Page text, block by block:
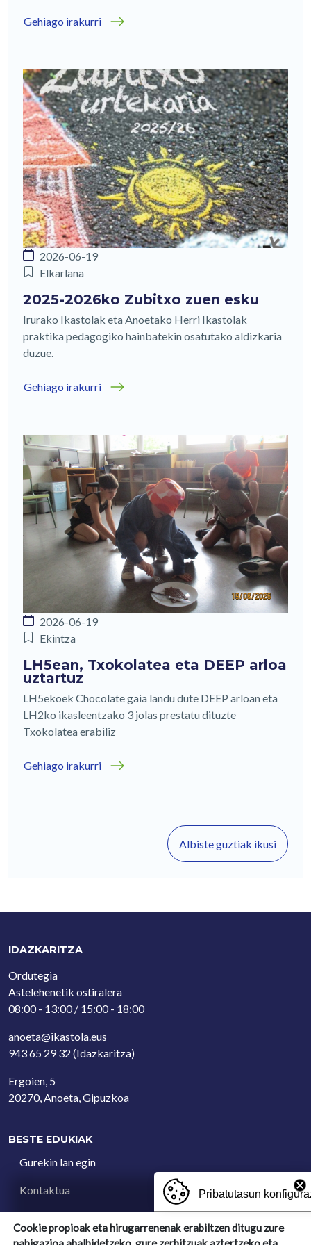
Gehiago irakurri
2026-06-19
Elkarlana
2025-2026ko Zubitxo zuen esku
Irurako Ikastolak eta Anoetako Herri Ikastolak
praktika pedagogiko hainbatekin osatutako aldizkaria
duzue.
Gehiago irakurri
2026-06-19
Ekintza
LH5ean, Txokolatea eta DEEP arloa
uztartuz
LH5ekoek Chocolate gaia landu dute DEEP arloan eta
LH2ko ikasleentzako 3 jolas prestatu dituzte
Txokolatea erabiliz
Gehiago irakurri
Albiste guztiak ikusi
IDAZKARITZA
Ordutegia
Astelehenetik ostiralera
08:00 - 13:00 / 15:00 - 18:00
anoeta@ikastola.eus
943 65 29 32 (Idazkaritza)
Ergoien, 5
20270, Anoeta, Gipuzkoa
BESTE EDUKIAK
Gurekin lan egin
Kontaktua Pribatutasun
Cookie propioak eta hirugarrenenak erabiltzen ditugu zure